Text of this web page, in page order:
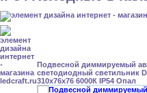
Подвесной диммируемый
светодиодный светильник
310x76x76 6000К IP54 Опал